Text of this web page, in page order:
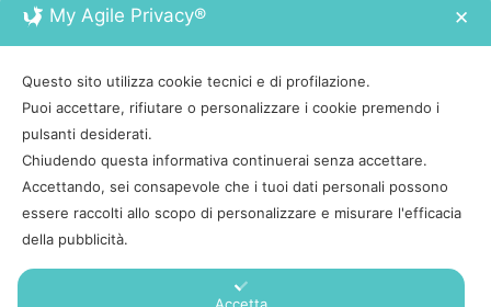
Contatti
Calata Italia 17, Portoferraio, Isola d'Elba
0565 930222
booking@tesiviaggi.it
My Agile Privacy® ✕
Questo sito utilizza cookie tecnici e di profilazione.
Puoi accettare, rifiutare o personalizzare i cookie premendo i
pulsanti desiderati.
Chiudendo questa informativa continuerai senza accettare.
Accettando, sei consapevole che i tuoi dati personali possono
essere raccolti allo scopo di personalizzare e misurare l'efficacia
della pubblicità.